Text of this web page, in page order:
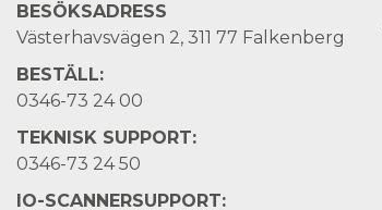
BESÖKSADRESS
Västerhavsvägen 2, 311 77 Falkenberg
BESTÄLL:
0346-73 24 00
TEKNISK SUPPORT:
0346-73 24 50
IO-SCANNERSUPPORT: